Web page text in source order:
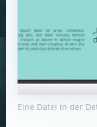
Eine Datei in der